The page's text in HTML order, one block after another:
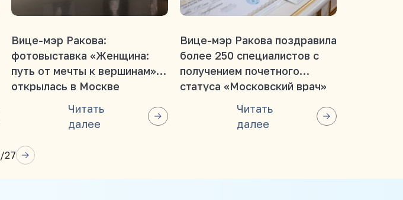
Вице-мэр Ракова:
фотовыставка «Женщина:
путь от мечты к вершинам»
открылась в Москве
Читать
далее
Вице-мэр Ракова поздравила
более 250 специалистов с
получением почетного
статуса «Московский врач»
Читать
далее
/27